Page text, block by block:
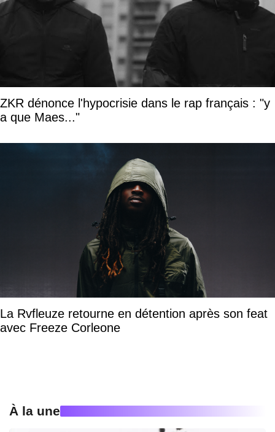
ZKR dénonce l'hypocrisie dans le rap français : "y
a que Maes..."
La Rvfleuze retourne en détention après son feat
avec Freeze Corleone
À la une